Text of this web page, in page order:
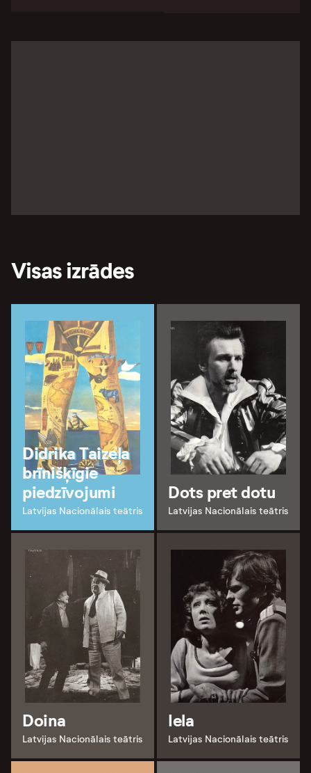
Visas izrādes
Didrika Taizeļa
brīnišķīgie
piedzīvojumi
Latvijas Nacionālais teātris
Dots pret dotu
Latvijas Nacionālais teātris
Doina
Latvijas Nacionālais teātris
Iela
Latvijas Nacionālais teātris